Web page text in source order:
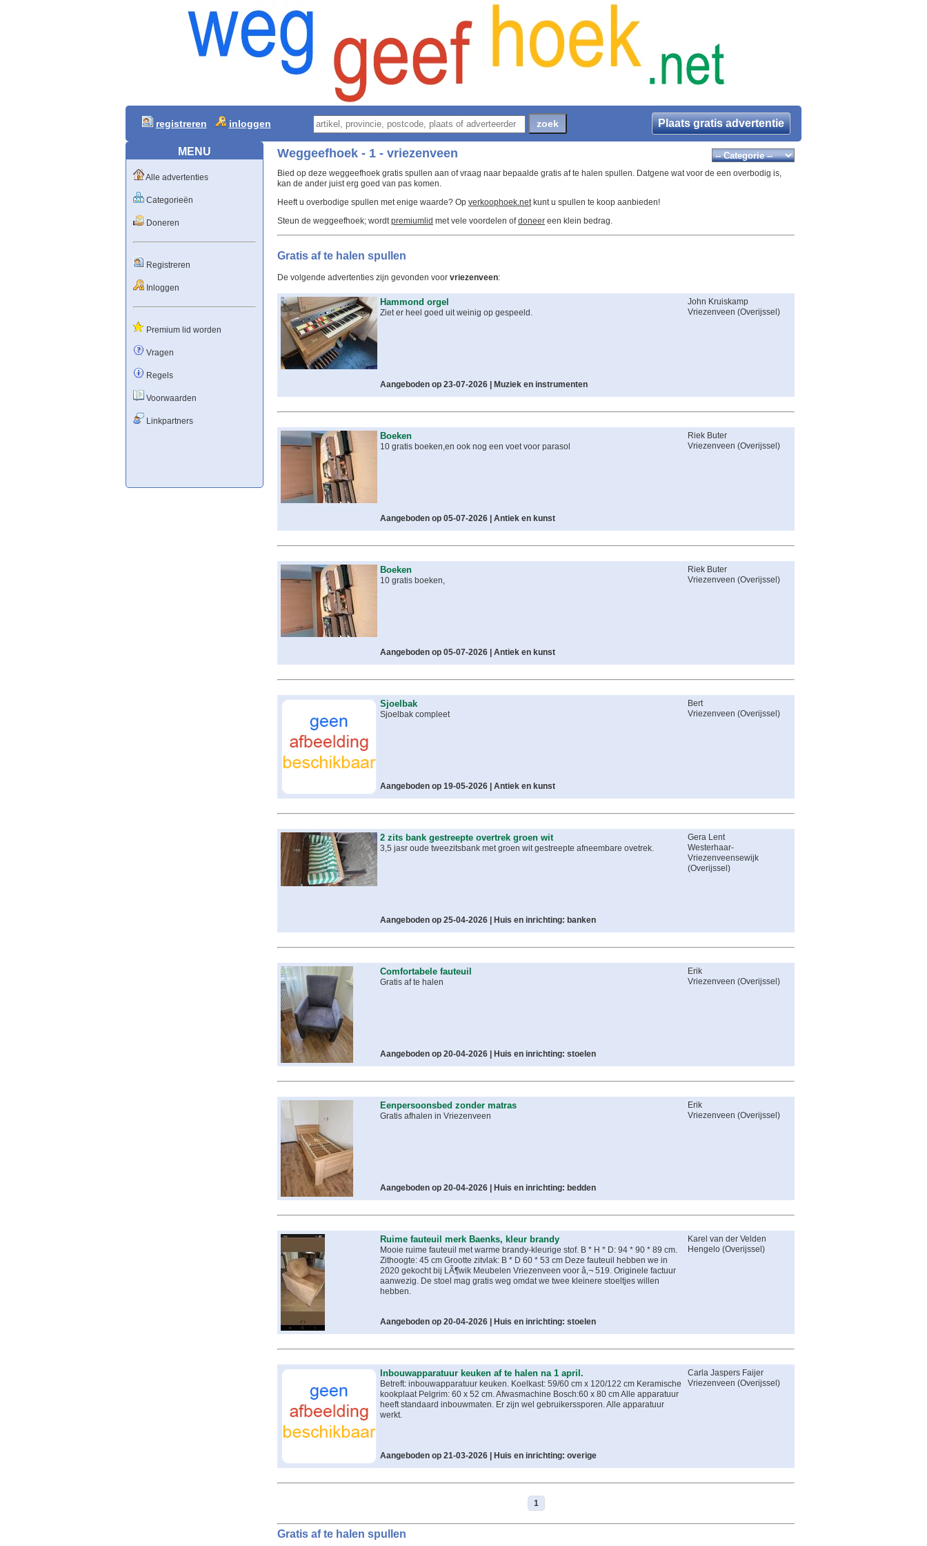
registreren inloggen Plaats gratis advertentie
MENU
Alle advertenties
Categorieën
Doneren
Registreren
Inloggen
Premium lid worden
Vragen
Regels
Voorwaarden
Linkpartners
Weggeefhoek - 1 - vriezenveen
Bied op deze weggeefhoek gratis spullen aan of vraag naar bepaalde gratis af te halen spullen. Datgene wat voor de een overbodig is,
kan de ander juist erg goed van pas komen.
Heeft u overbodige spullen met enige waarde? Op verkoophoek.netkunt u spullen te koop aanbieden!
Steun de weggeefhoek; wordtpremiumlid met vele voordelen ofdoneer een klein bedrag.
Gratis af te halen spullen
De volgende advertenties zijn gevonden voor vriezenveen:
Hammond orgel
Ziet er heel goed uit weinig op gespeeld.
Aangeboden op 23-07-2026 | Muziek en instrumenten
John Kruiskamp
Vriezenveen (Overijssel )
Boeken
10 gratis boeken,en ook nog een voet voor parasol
Aangeboden op 05-07-2026 | Antiek en kunst
Riek Buter
Vriezenveen (Overijssel )
Boeken
10 gratis boeken,
Aangeboden op 05-07-2026 | Antiek en kunst
Riek Buter
Vriezenveen (Overijssel )
Sjoelbak
Sjoelbak compleet
Aangeboden op 19-05-2026 | Antiek en kunst
Bert
Vriezenveen (Overijssel )
2 zits bank gestreepte overtrek groen wit
3,5 jasr oude tweezitsbank met groen wit gestreepte afneembare ovetrek.
Aangeboden op 25-04-2026 | Huis en inrichting: banken
Gera Lent
Westerhaar-
Vriezenveensewijk
(Overijssel )
Comfortabele fauteuil
Gratis af te halen
Aangeboden op 20-04-2026 | Huis en inrichting: stoelen
Erik
Vriezenveen (Overijssel )
Eenpersoonsbed zonder matras
Gratis afhalen in Vriezenveen
Aangeboden op 20-04-2026 | Huis en inrichting: bedden
Erik
Vriezenveen (Overijssel )
Ruime fauteuil merk Baenks, kleur brandy
Mooie ruime fauteuil met warme brandy-kleurige stof. B * H * D: 94 * 90 * 89 cm.
Zithoogte: 45 cm Grootte zitvlak: B * D 60 * 53 cm Deze fauteuil hebben we in
2020 gekocht bij LÃ¶wik Meubelen Vriezenveen voor â‚¬ 519. Originele factuur
aanwezig. De stoel mag gratis weg omdat we twee kleinere stoeltjes willen
hebben.
Aangeboden op 20-04-2026 | Huis en inrichting: stoelen
Karel van der Velden
Hengelo (Overijssel )
Inbouwapparatuur keuken af te halen na 1 april.
Betreft: inbouwapparatuur keuken. Koelkast: 59/60 cm x 120/122 cm Keramische
kookplaat Pelgrim: 60 x 52 cm. Afwasmachine Bosch:60 x 80 cm Alle apparatuur
heeft standaard inbouwmaten. Er zijn wel gebruikerssporen. Alle apparatuur
werkt.
Aangeboden op 21-03-2026 | Huis en inrichting: overige
Carla Jaspers Faijer
Vriezenveen (Overijssel )
1
Gratis af te halen spullen